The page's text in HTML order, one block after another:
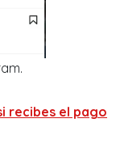
recibes el pago